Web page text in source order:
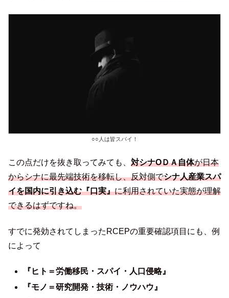
○○人は皆スパイ！
この点だけを抜き取ってみても、 対シナOＤＡ自体が日本
からシナに最先端技術を移転し、反対側でシナ人産業スパ
イを国内に引き込む『口実』に利用されていた実態が理解
できるはずですね。
すでに発効されてしまったRCEPの重要確認項目にも、例
によって
『ヒト＝労働移民・スパイ・人口侵略』
『モノ＝研究開発・技術・ノウハウ』